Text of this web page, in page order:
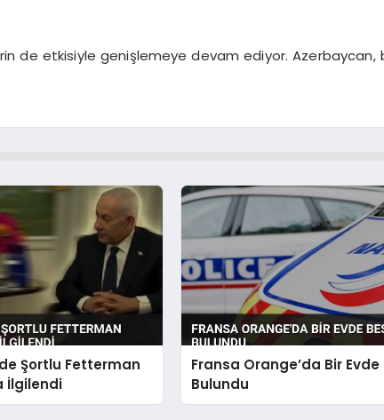
de etkisiyle genişlemeye devam ediyor. Azerbaycan,
Şortlu Fetterman
İlgilendi
Fransa Orange’da Bir
Bulundu